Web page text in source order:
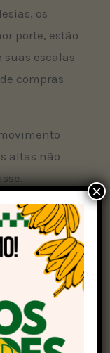
os
porte, estão
escalas
compras
altas não
sidodeclarado
sem
Organização
compram
pagam
×